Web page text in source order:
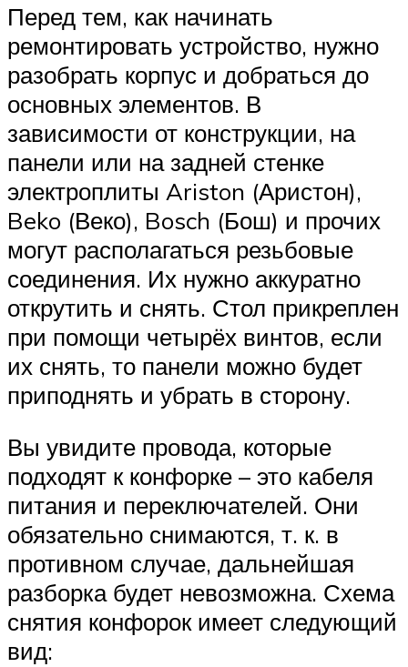
Перед тем, как начинать
ремонтировать устройство, нужно
разобрать корпус и добраться до
основных элементов. В
зависимости от конструкции, на
панели или на задней стенке
электроплиты Ariston (Аристон),
Beko (Веко), Bosch (Бош) и прочих
могут располагаться резьбовые
соединения. Их нужно аккуратно
открутить и снять. Стол прикреплен
при помощи четырёх винтов, если
их снять, то панели можно будет
приподнять и убрать в сторону.
Вы увидите провода, которые
подходят к конфорке – это кабеля
питания и переключателей. Они
обязательно снимаются, т. к. в
противном случае, дальнейшая
разборка будет невозможна. Схема
снятия конфорок имеет следующий
вид: